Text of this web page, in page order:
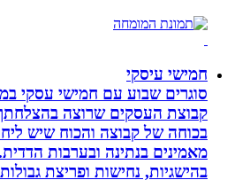
חמישי עיסקי
סוגרים שבוע עם חמישי עסקי במפגשי
קבוצת העסקים שרוצה בהצלחתך!.
בכוחה של קבוצה והכוח שיש ליחיד
מאמינים בנתינה ובערבות הדדית.
בהישגיות, נחישות ופריצת גבולות